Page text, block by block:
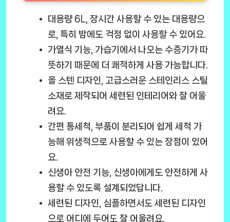
대용량 6L
, 장시간 사용할 수 있는 대용량으
로, 특히 밤에도 걱정 없이 사용할 수 있어요.
가열식 기능 , 가습기에서 나오는 수증기가 따
뜻하기 때문에 더 쾌적하게 사용 가능합니다.
올 스텐 디자인
, 고급스러운 스테인리스 스틸
소재로 제작되어 세련된 인테리어와 잘 어울
려요.
간편 통세척
, 부품이 분리되어 쉽게 세척 가
능해 위생적으로 사용할 수 있는 장점이 있어
요.
신생아 안전 기능 , 신생아에게도 안전하게 사
용할 수 있도록 설계되었답니다.
세련된 디자인
, 심플하면서도 세련된 디자인
으로 어디에 두어도 잘 어울려요.